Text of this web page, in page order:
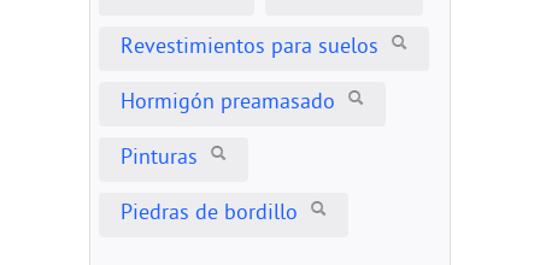
Revestimientos para suelos
Hormigón preamasado
Pinturas
Piedras de bordillo